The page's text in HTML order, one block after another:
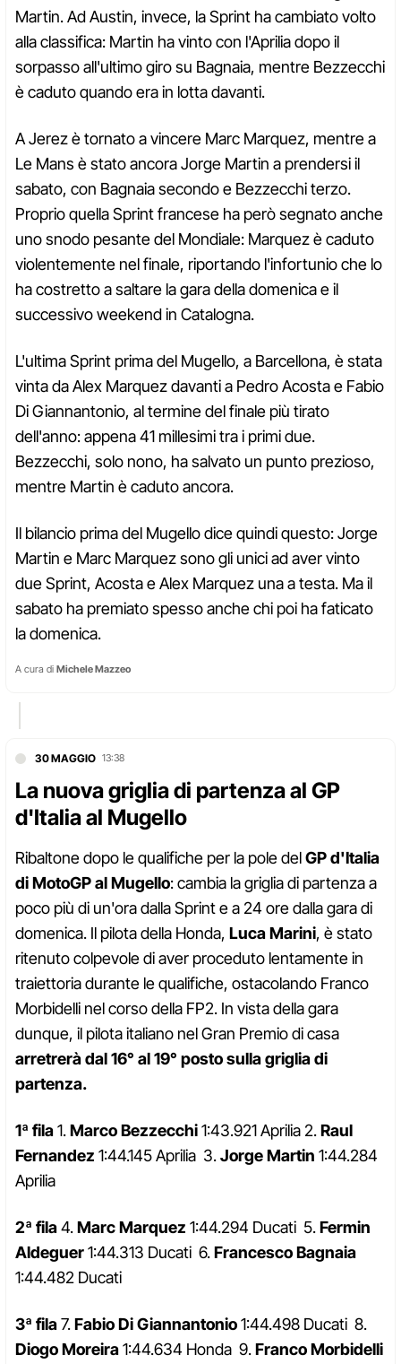
Martin. Ad Austin, invece, la Sprint ha cambiato volto
alla classifica: Martin ha vinto con l'Aprilia dopo il
sorpasso all'ultimo giro su Bagnaia, mentre Bezzecchi
è caduto quando era in lotta davanti.
A Jerez è tornato a vincere Marc Marquez, mentre a
Le Mans è stato ancora Jorge Martin a prendersi il
sabato, con Bagnaia secondo e Bezzecchi terzo.
Proprio quella Sprint francese ha però segnato anche
uno snodo pesante del Mondiale: Marquez è caduto
violentemente nel finale, riportando l'infortunio che lo
ha costretto a saltare la gara della domenica e il
successivo weekend in Catalogna.
L'ultima Sprint prima del Mugello, a Barcellona, è stata
vinta da Alex Marquez davanti a Pedro Acosta e Fabio
Di Giannantonio, al termine del finale più tirato
dell'anno: appena 41 millesimi tra i primi due.
Bezzecchi, solo nono, ha salvato un punto prezioso,
mentre Martin è caduto ancora.
Il bilancio prima del Mugello dice quindi questo: Jorge
Martin e Marc Marquez sono gli unici ad aver vinto
due Sprint, Acosta e Alex Marquez una a testa. Ma il
sabato ha premiato spesso anche chi poi ha faticato
la domenica.
A cura di Michele Mazzeo
30 MAGGIO 13:38
La nuova griglia di partenza al GP
d'Italia al Mugello
Ribaltone dopo le qualifiche per la pole delGP d'Italia
di MotoGP al Mugello: cambia la griglia di partenza a
poco più di un'ora dalla Sprint e a 24 ore dalla gara di
domenica. Il pilota della Honda, Luca Marini, è stato
ritenuto colpevole di aver proceduto lentamente in
traiettoria durante le qualifiche, ostacolando Franco
Morbidelli nel corso della FP2. In vista della gara
dunque, il pilota italiano nel Gran Premio di casa
arretrerà dal 16° al 19° posto sulla griglia di
partenza.
1ª fila1.Marco Bezzecchi1:43.921 Aprilia 2.Raul
Fernandez 1:44.145 Aprilia 3.Jorge Martin 1:44.284
Aprilia
2ª fila4.Marc Marquez 1:44.294 Ducati 5.Fermin
Aldeguer1:44.313 Ducati 6.Francesco Bagnaia
1:44.482 Ducati
3ª fila7.Fabio Di Giannantonio1:44.498 Ducati 8.
Diogo Moreira1:44.634 Honda 9.Franco Morbidelli